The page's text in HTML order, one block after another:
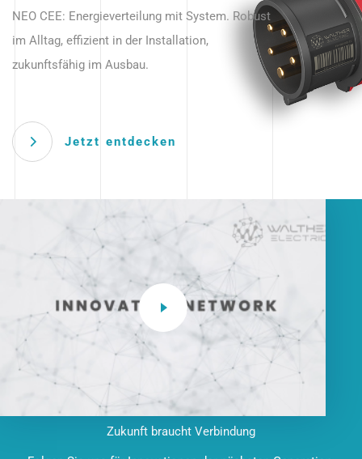
beginnt hier.
NEO CEE: Energieverteilung mit System. Robust
im Alltag, effizient in der Installation,
zukunftsfähig im Ausbau.
Jetzt entdecken
Anwendungen – robust, IP-geschützt und
zukunftsfähig.
Zukunft braucht Verbindung